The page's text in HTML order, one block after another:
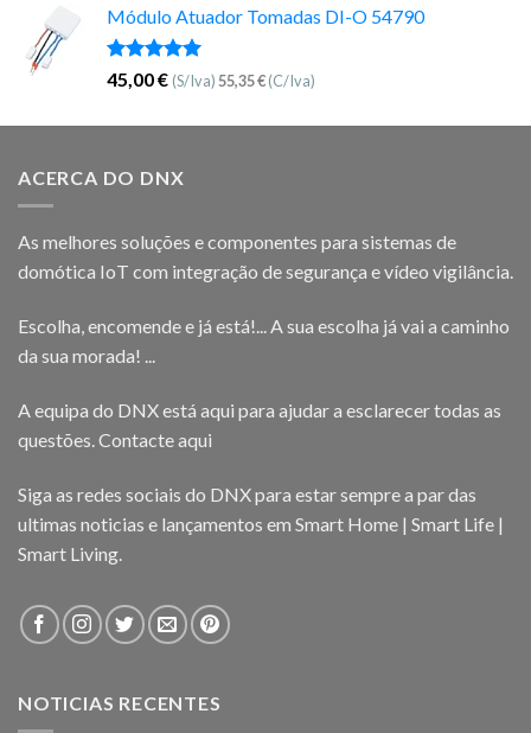
Módulo Atuador Tomadas DI-O 54790
Avaliação
5.00
de 5
45,00€ (S/Iva)55,35€(C/Iva)
ACERCA DO DNX
As melhores soluções e componentes para sistemas de
domótica IoT com integração de segurança e vídeo vigilância.
Escolha, encomende e já está!... A sua escolha já vai a caminho
da sua morada! ...
A equipa do DNX está aqui para ajudar a esclarecer todas as
questões.Contacte aqui
Siga as redes sociais do DNX para estar sempre a par das
ultimas noticias e lançamentos em Smart Home | Smart Life |
Smart Living.
NOTICIAS RECENTES